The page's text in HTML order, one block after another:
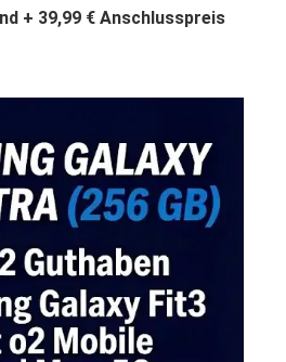
+ 39,99 € Anschlusspreis